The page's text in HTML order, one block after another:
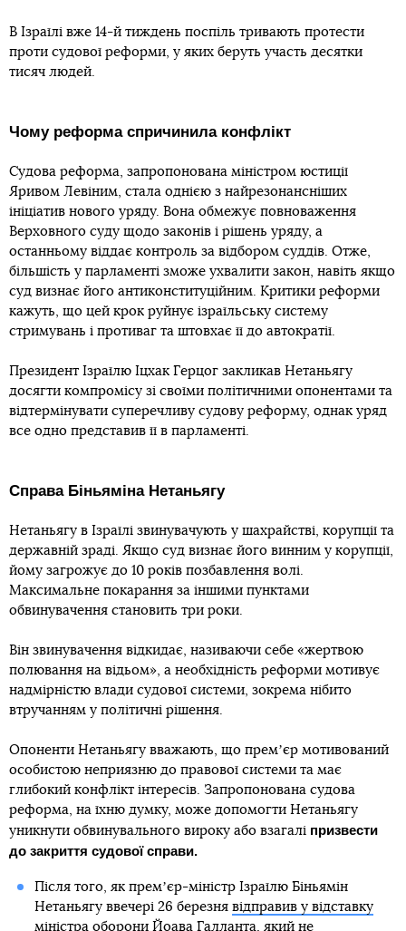
В Ізраїлі вже 14-й тиждень поспіль тривають протести
проти судової реформи, у яких беруть участь десятки
тисяч людей.
Чому реформа спричинила конфлікт
Судова реформа, запропонована міністром юстиції
Яривом Левіним, стала однією з найрезонансніших
ініціатив нового уряду. Вона обмежує повноваження
Верховного суду щодо законів і рішень уряду, а
останньому віддає контроль за відбором суддів. Отже,
більшість у парламенті зможе ухвалити закон, навіть якщо
суд визнає його антиконституційним. Критики реформи
кажуть, що цей крок руйнує ізраїльську систему
стримувань і противаг та штовхає її до автократії.
Президент Ізраїлю Іцхак Герцог закликав Нетаньягу
досягти компромісу зі своїми політичними опонентами та
відтермінувати суперечливу судову реформу, однак уряд
все одно представив її в парламенті.
Справа Біньяміна Нетаньягу
Нетаньягу в Ізраїлі звинувачують у шахрайстві, корупції та
державній зраді. Якщо суд визнає його винним у корупції,
йому загрожує до 10 років позбавлення волі.
Максимальне покарання за іншими пунктами
обвинувачення становить три роки.
Він звинувачення відкидає, називаючи себе «жертвою
полювання на відьом», а необхідність реформи мотивує
надмірністю влади судової системи, зокрема нібито
втручанням у політичні рішення.
Опоненти Нетаньягу вважають, що премʼєр мотивований
особистою неприязню до правової системи та має
глибокий конфлікт інтересів. Запропонована судова
реформа, на їхню думку, може допомогти Нетаньягу
уникнути обвинувального вироку або взагалі призвести
до закриття судової справи.
Після того, як премʼєр-міністр Ізраїлю Біньямін
Нетаньягу ввечері 26 березня відправив у відставку
міністра оборони Йоава Галланта, який не